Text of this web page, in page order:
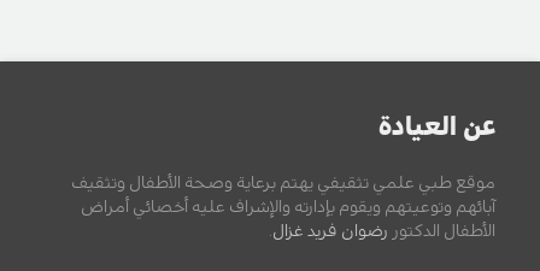
عن العيادة
موقع طبي علمي تثقيفي يهتم برعاية وصحة الأطفال وتثقيف
آبائهم وتوعيتهم ويقوم بإدارته والإشراف عليه أخصائي أمراض
الأطفال الدكتور رضوان فريد غزال.